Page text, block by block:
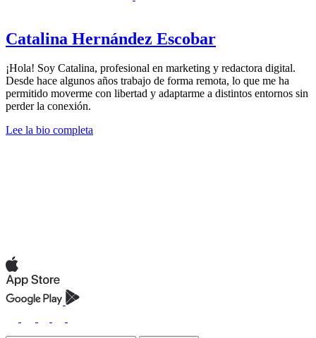
Catalina Hernández Escobar
¡Hola! Soy Catalina, profesional en marketing y redactora digital.
Desde hace algunos años trabajo de forma remota, lo que me ha
permitido moverme con libertad y adaptarme a distintos entornos sin
perder la conexión.
Lee la bio completa